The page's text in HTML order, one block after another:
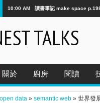
10:00 AM 讀書筆記 make space
TALKS
關於 廚房 閱讀
open data » semantic web » 世界發